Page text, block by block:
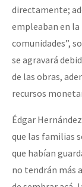
directamente;
empleaban en la
comunidades”,
se agravará
de las obras,
recursos
Édgar
que las familias
que habían
no tendrán más